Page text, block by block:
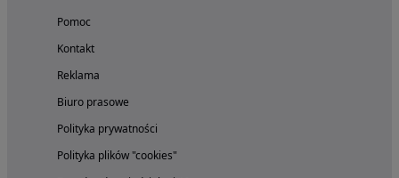
Pomoc
Kontakt
Reklama
Biuro prasowe
Polityka prywatności
Polityka plików "cookies"